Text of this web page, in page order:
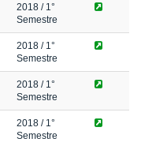
2018 / 1°
Semestre
2018 / 1°
Semestre
2018 / 1°
Semestre
2018 / 1°
Semestre